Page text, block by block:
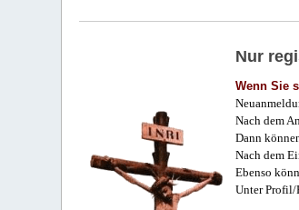
Nur
Wenn Sie
Nach dem
Dann
Nach dem
Ebenso
Unter Profil/